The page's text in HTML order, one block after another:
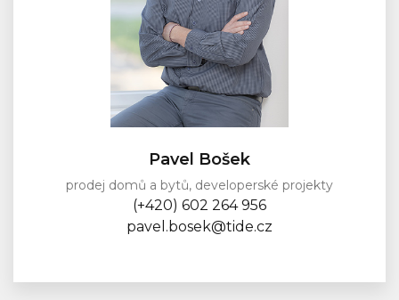
Pavel Bošek
prodej domů a bytů, developerské projekty
(+420) 602 264 956
pavel.bosek@tide.cz